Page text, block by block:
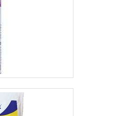
multidisciplinar de
e profissionais
qualificados, fecha todo
o ciclo de entrega com
excelência para toda a